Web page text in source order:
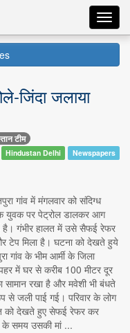
जिंदा जलाया
टीम
Hindustan Delhi Newspapers
गांव में मंगलवार को संदिग्ध
युवक पर पेट्रोल डालकर आग
है। गंभीर हालत में उसे सैफई रेफर
टेप मिला है। घटना को देखते हुये
गांव के भीम आर्मी के जिला
में घर से करीब 100 मीटर दूर
सामान रखा है और मवेशी भी बंधते
से जली पाई गई। परिवार के लोग
को देखते हुए सेफई रेफर कर
के समय उसकी मां ...